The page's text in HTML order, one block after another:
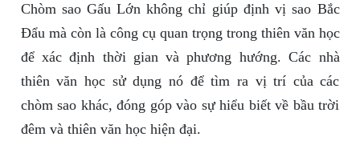
Chòm sao Gấu Lớn không chỉ giúp định vị sao Bắc
Đẩu mà còn là công cụ quan trọng trong thiên văn học
để xác định thời gian và phương hướng. Các nhà
thiên văn học sử dụng nó để tìm ra vị trí của các
chòm sao khác, đóng góp vào sự hiểu biết về bầu trời
đêm và thiên văn học hiện đại.